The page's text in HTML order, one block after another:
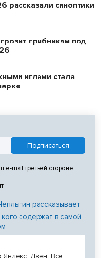
рассказали синоптики
грибникам под
иглами стала
e-mail третьей стороне.
рассказывает
содержат в самой
Яндекс. Дзен. Все